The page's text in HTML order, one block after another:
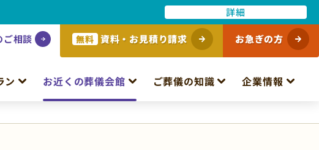
詳細
ご相談 無料 資料・お見積り請求 お急ぎの方
ン お近くの葬儀会館 ご葬儀の知識 企業情報